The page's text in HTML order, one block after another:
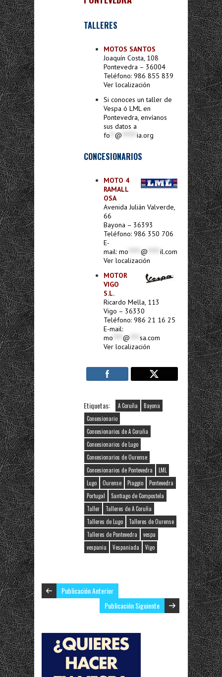
TALLERES
MOTOS SANTOS
Joaquín Costa, 108
Pontevedra – 36004
Teléfono: 986 855 839
Ver localización
Si conoces un taller de
Vespa ó LML en
Pontevedra, envíanos
sus datos a
fo
@ ia.org
CONCESIONARIOS
MOTO 4
RAMALL
OSA
Avenida Julián Valverde,
66
Bayona – 36393
Teléfono: 986 350 706
E-
mail: mo @
il.com
Ver localización
MOTOR
VIGO
S.L.
Ricardo Mella, 113
Vigo – 36330
Teléfono: 986 21 16 25
E-mail:
mo
@
sa.com
Ver localización
Etiquetas: A Coruña
Bayona
Concesionario
Concesionarios de A Coruña
Concesionarios de Lugo
Concesionarios de Ourense
Concesionarios de Pontevedra
LML
Lugo
Ourense Piaggio
Pontevedra
Portugal
Santiago de Compostela
Taller
Talleres de A Coruña
Talleres de Lugo
Talleres de Ourense
Talleres de Pontevedra
vespa
vespania
Vespaniada Vigo
Publicación Anterior
Publicación Siguiente